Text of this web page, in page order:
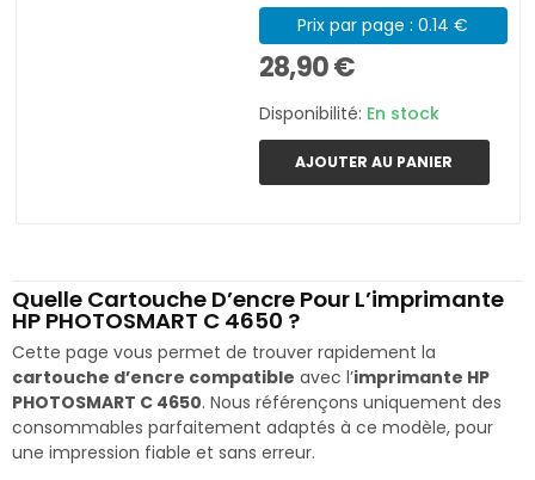
Prix par page : 0.14 €
28,90 €
Disponibilité: En stock
AJOUTER AU PANIER
Quelle Cartouche D’encre Pour L’imprimante
HP PHOTOSMART C 4650 ?
Cette page vous permet de trouver rapidement la
cartouche d’encre compatible avec l’imprimante HP
PHOTOSMART C 4650. Nous référençons uniquement des
consommables parfaitement adaptés à ce modèle, pour
une impression fiable et sans erreur.